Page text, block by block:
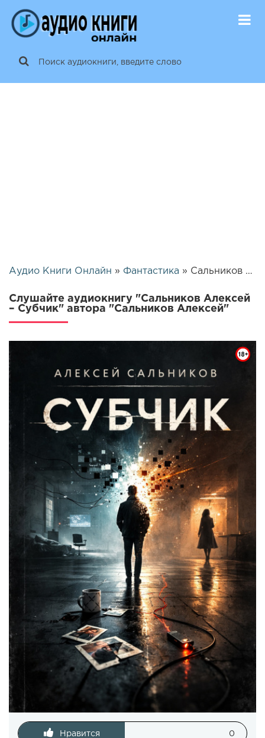
Аудио Книги Онлайн » Фантастика » Сальников Алексей – Субчик | 25745
Слушайте аудиокнигу "Сальников Алексей
– Субчик" автора "Сальников Алексей"
Нравится 0